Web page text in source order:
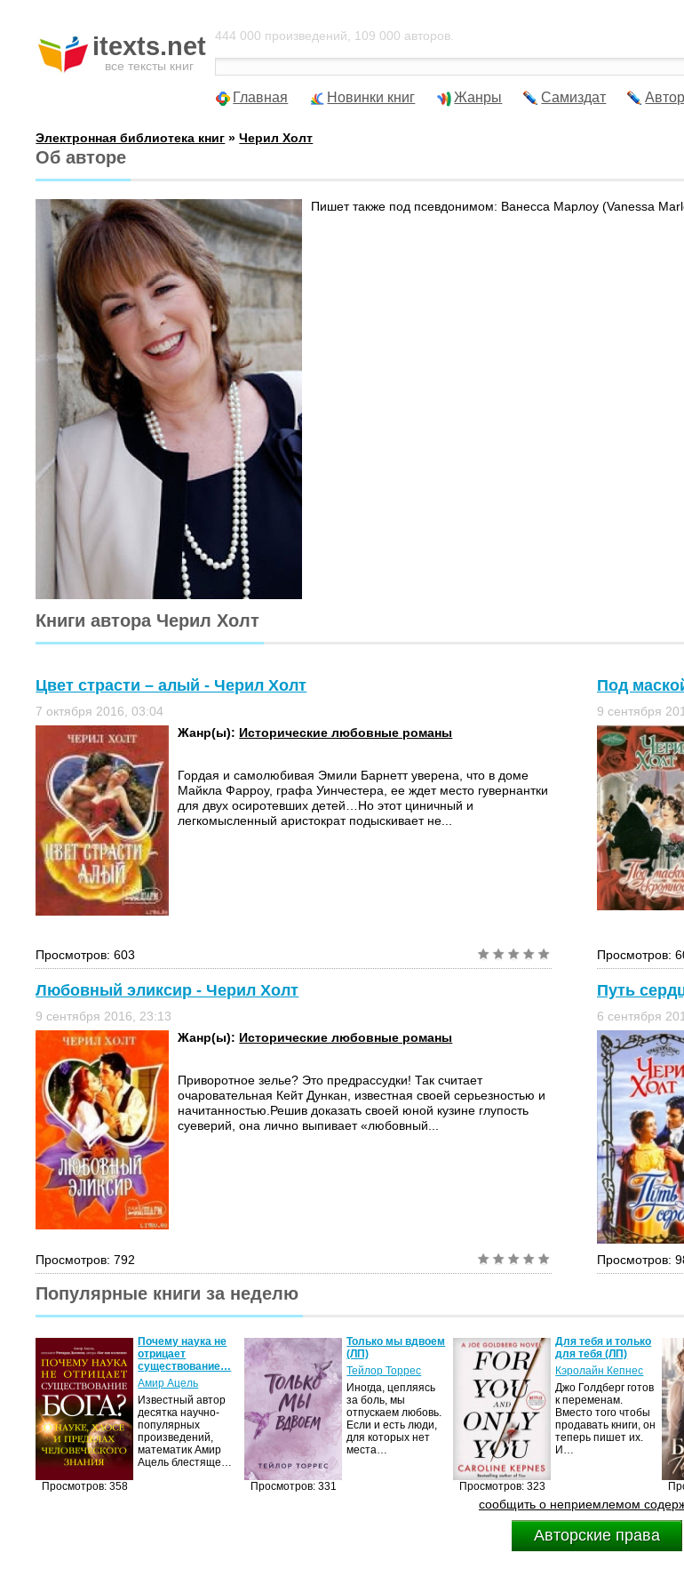
itexts.net
все тексты книг
444 000 произведений, 109 000 авторов.
Главная Новинки книг Жанры Самиздат
Электронная библиотека книг »Черил Холт
Об авторе
Пишет также под псевдонимом: Ванесса Марлоу (Vanessa
Книги автора Черил Холт
Цвет страсти – алый - Черил Холт
7 октября 2016, 03:04
Жанр(ы): Исторические любовные романы
Гордая и самолюбивая Эмили Барнетт уверена, что в доме
Майкла Фарроу, графа Уинчестера, ее ждет место гувернантки
для двух осиротевших детей…Но этот циничный и
легкомысленный аристократ подыскивает не...
Просмотров: 603
Под
9 сентября
Просмотров:
Любовный эликсир - Черил Холт
9 сентября 2016, 23:13
Жанр(ы): Исторические любовные романы
Приворотное зелье? Это предрассудки! Так считает
очаровательная Кейт Дункан, известная своей серьезностью и
начитанностью.Решив доказать своей юной кузине глупость
суеверий, она лично выпивает «любовный...
Просмотров: 792
Путь
6 сентября
Просмотров:
Популярные книги за неделю
Просмотров: 358
Почему наука не
отрицает
существование…
Амир Ацель
Известный автор
десятка научно-
популярных
произведений,
математик Амир
Ацель блестяще…
Просмотров: 331
Только мы вдвоем
(ЛП)
Тейлор Торрес
Иногда, цепляясь
за боль, мы
отпускаем любовь.
Если и есть люди,
для которых нет
места…
Просмотров: 323
Для тебя и только
для тебя (ЛП)
Кэролайн Кепнес
Джо Голдберг готов
к переменам.
Вместо того чтобы
продавать книги, он
теперь пишет их.
И…
сообщить о неприемлемом
Авторские права